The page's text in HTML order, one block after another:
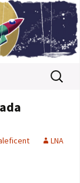
Buscar:
LNA